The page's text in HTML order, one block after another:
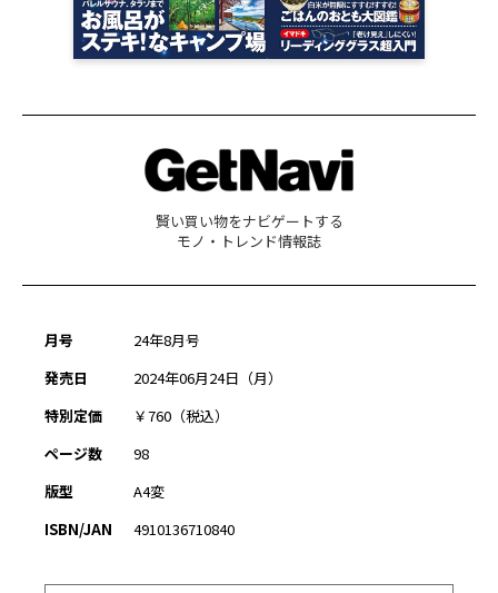
賢い買い物をナビゲートする
モノ・トレンド情報誌
月号
24年8月号
発売日
2024年06月24日（月）
特別定価
￥760（税込）
ページ数
98
版型
A4変
ISBN/JAN
4910136710840